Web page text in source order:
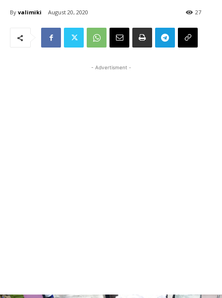
By valimiki August 20, 2020 27
- Advertisment -